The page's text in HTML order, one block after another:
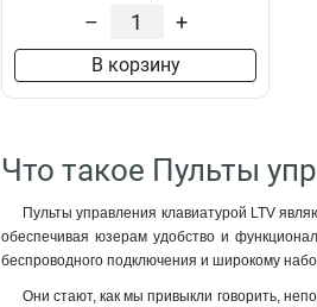
– +
В корзину
Что такое Пульты
Пульты управления клавиатурой LTV
обеспечивая юзерам удобство и
беспроводного подключения и широкому
Они стают, как мы привыкли говорить,